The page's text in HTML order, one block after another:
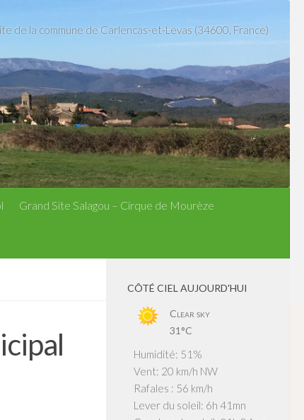
de la commune de Carlencas-et-Levas (34600, France)
Grand Site Salagou – Cirque de Mourèze
CÔTÉ CIEL AUJOURD'HUI
Clear sky
31°C
Humidité: 51%
Vent: 20 km/h NW
Rafales : 56 km/h
Lever du soleil: 6h 41mn